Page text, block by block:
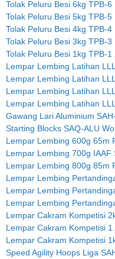
Tolak Peluru Besi 6kg TPB-6
Tolak Peluru Besi 5kg TPB-5
Tolak Peluru Besi 4kg TPB-4
Tolak Peluru Besi 3kg TPB-3
Tolak Peluru Besi 1kg TPB-1
Lempar Lembing Latihan
Lempar Lembing Latihan
Lempar Lembing Latihan
Lempar Lembing Latihan
Gawang Lari Aluminium
Starting Blocks SAQ-ALU
Lempar Lembing 600g 65m
Lempar Lembing 700g IAAF
Lempar Lembing 800g 85m
Lempar Lembing
Lempar Lembing
Lempar Lembing
Lempar Cakram Kompetisi
Lempar Cakram Kompetisi
Lempar Cakram Kompetisi
Speed Agility Hoops Liga